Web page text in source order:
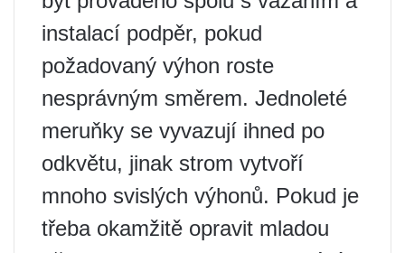
instalací podpěr, pokud
požadovaný výhon roste
nesprávným směrem. Jednoleté
meruňky se vyvazují ihned po
odkvětu, jinak strom vytvoří
mnoho svislých výhonů. Pokud je
třeba okamžitě opravit mladou